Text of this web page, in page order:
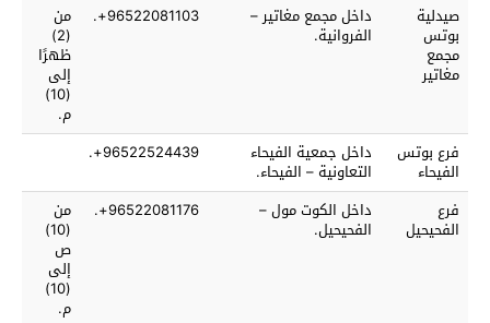
صيدلية
بوتس
مجمع
مغاتير
داخل مجمع مغاتير –
الفروانية.
96522081103+. من
(2)
ظهرًا
إلى
(10)
م.
فرع بوتس
الفيحاء
داخل جمعية الفيحاء
التعاونية – الفيحاء.
96522524439+.
فرع
الفحيحيل
داخل الكوت مول –
الفحيحيل.
96522081176+. من
(10)
ص
إلى
(10)
م.